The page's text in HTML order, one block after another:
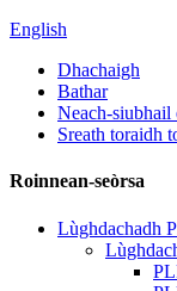
English
Dhachaigh
Bathar
Neach-siubhail
Sreath toraidh
Roinnean-seòrsa
Lùghdachadh